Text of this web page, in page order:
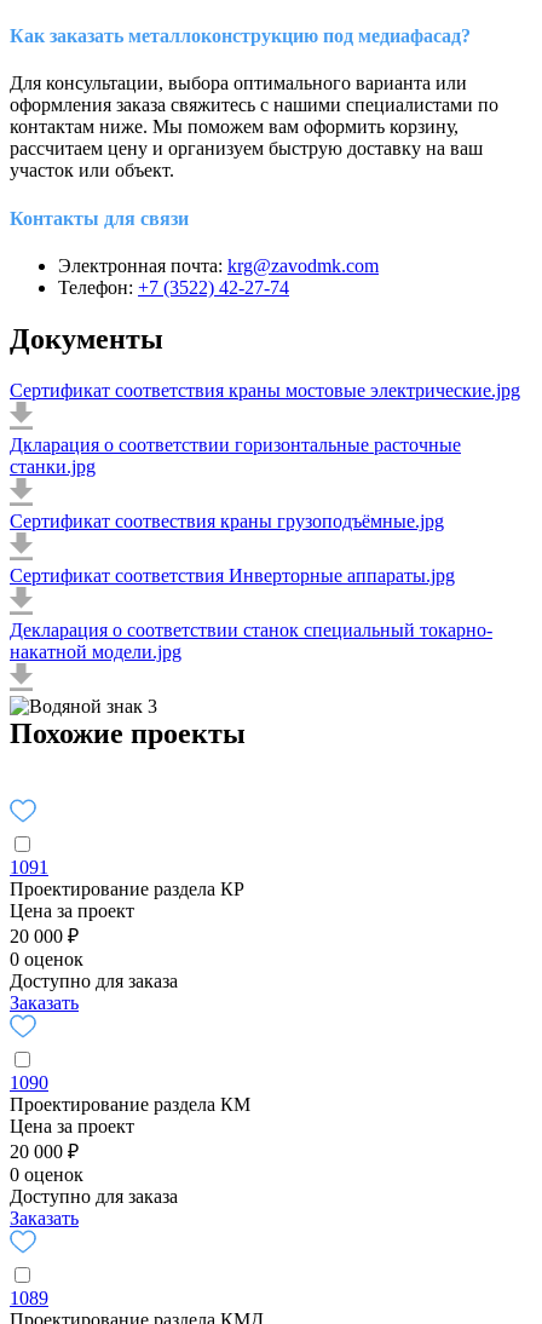
Как заказать металлоконструкцию под медиафасад?
Для консультации, выбора оптимального варианта или
оформления заказа свяжитесь с нашими специалистами по
контактам ниже. Мы поможем вам оформить корзину,
рассчитаем цену и организуем быструю доставку на ваш
участок или объект.
Контакты для связи
Электронная почта: krg@zavodmk.com
Телефон: +7 (3522) 42-27-74
Документы
Сертификат соответствия краны мостовые электрические.jpg
Дкларация о соответствии горизонтальные расточные
станки.jpg
Сертификат соотвествия краны грузоподъёмные.jpg
Сертификат соответствия Инверторные аппараты.jpg
Декларация о соответствии станок специальный токарно-
накатной модели.jpg
Похожие проекты
1091
Проектирование раздела КР
Цена за проект
20 000 ₽
0 оценок
Доступно для заказа
Заказать
1090
Проектирование раздела КМ
Цена за проект
20 000 ₽
0 оценок
Доступно для заказа
Заказать
1089
Проектирование раздела КМД